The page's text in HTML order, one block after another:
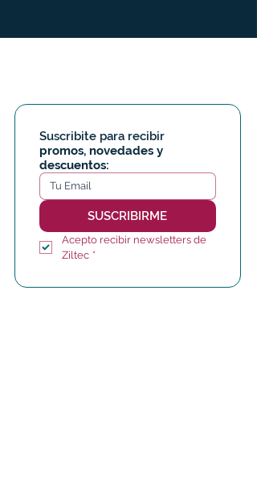
promos, novedades y
descuentos:
SUSCRIBIRME
Acepto recibir newsletters de
Ziltec *